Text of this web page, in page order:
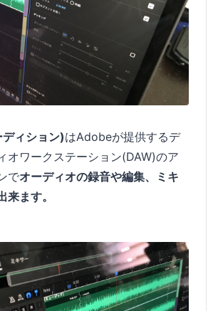
ィション)はAdobeが提供するデ
オワークステーション(DAW)のア
でオーディオの録音や編集、ミキ
来ます。